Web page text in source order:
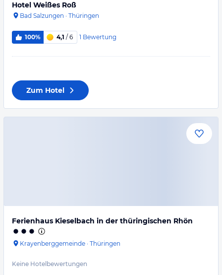
Hotel Weißes Roß
Bad Salzungen · Thüringen
100% 4,1 / 6 1 Bewertung
Zum Hotel
Ferienhaus Kieselbach in der thüringischen Rhön
Krayenberggemeinde · Thüringen
Keine Hotelbewertungen